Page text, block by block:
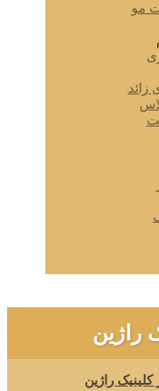
مو
زائد
راژین
راژین